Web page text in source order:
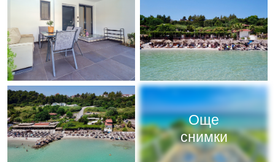
Още
снимки